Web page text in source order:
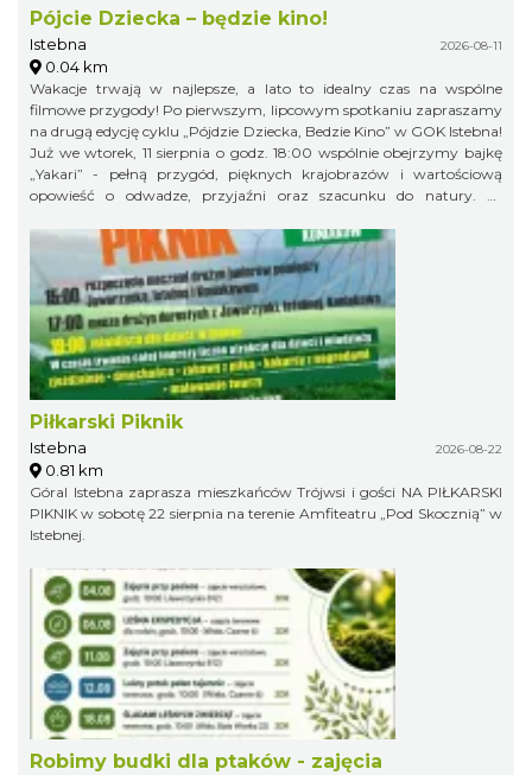
Pójcie Dziecka – będzie kino!
Istebna 2026-08-11
0.04 km
Wakacje trwają w najlepsze, a lato to idealny czas na wspólne
filmowe przygody! Po pierwszym, lipcowym spotkaniu zapraszamy
na drugą edycję cyklu „Pójdzie Dziecka, Bedzie Kino” w GOK Istebna!
Już we wtorek, 11 sierpnia o godz. 18:00 wspólnie obejrzymy bajkę
„Yakari” - pełną przygód, pięknych krajobrazów i wartościową
opowieść o odwadze, przyjaźni oraz szacunku do natury. To
wakacyjny czas w gronie rówieśników podczas wspólnego seansu.
Zapraszamy na bajkę i... popcorn! Na wszystkich uczestników
będzie czekał kinowy poczęstunek. Gminny Ośrodek Kultury w
Istebnej 11 sierpnia (wtorek) godz. 18.00 Wstęp wolny! Obowiązują
zapisy pod numerem telefonu: 791 452 222. Liczba miejsc jest
ograniczona, dlatego zachęcamy do wcześniejszych zapisów.
Piłkarski Piknik
Istebna 2026-08-22
0.81 km
Góral Istebna zaprasza mieszkańców Trójwsi i gości NA PIŁKARSKI
PIKNIK w sobotę 22 sierpnia na terenie Amfiteatru „Pod Skocznią” w
Istebnej.
Robimy budki dla ptaków - zajęcia